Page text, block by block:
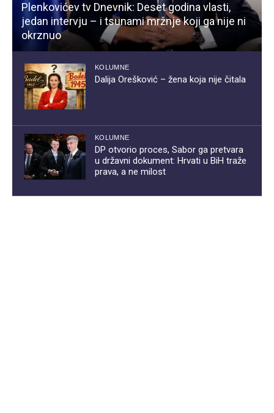
Plenkovićev tv Dnevnik: Deset godina vlasti,
jedan intervju – i tsunami mržnje koji ga nije ni
okrznuo
KOLUMNE
Dalija Orešković – žena koja nije čitala
KOLUMNE
DP otvorio proces, Sabor ga pretvara
u državni dokument: Hrvati u BiH traže
prava, a ne milost